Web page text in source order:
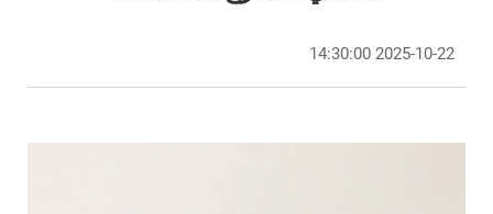
2025-10-22 14:30:00